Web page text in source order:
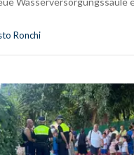
Ronchi